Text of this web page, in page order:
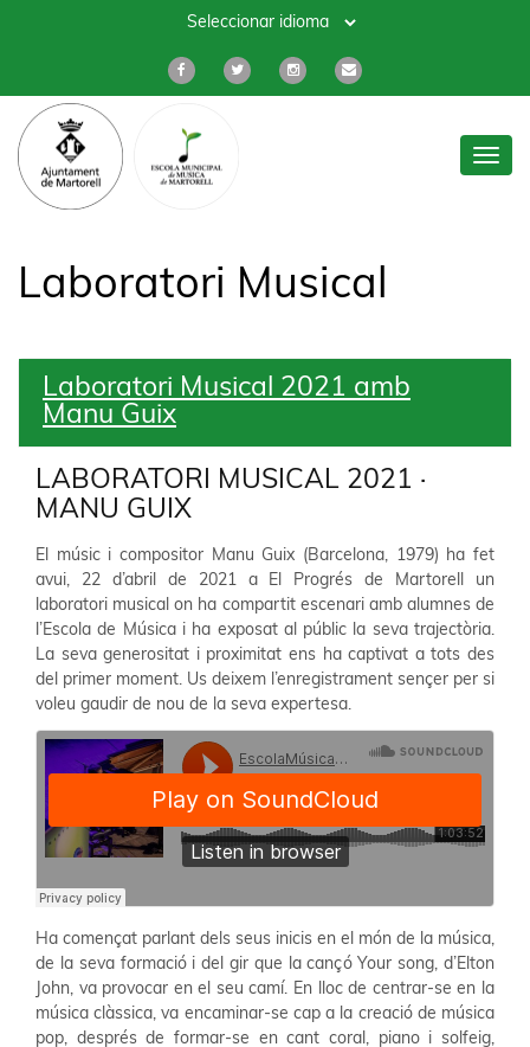
Laboratori Musical
Laboratori Musical 2021 amb
Manu Guix
LABORATORI MUSICAL 2021 ·
MANU GUIX
El músic i compositor Manu Guix (Barcelona, 1979) ha fet
avui, 22 d’abril de 2021 a El Progrés de Martorell un
laboratori musical on ha compartit escenari amb alumnes de
l’Escola de Música i ha exposat al públic la seva trajectòria.
La seva generositat i proximitat ens ha captivat a tots des
del primer moment. Us deixem l’enregistrament sençer per si
voleu gaudir de nou de la seva expertesa.
Ha començat parlant dels seus inicis en el món de la música,
de la seva formació i del gir que la cançó Your song, d’Elton
John, va provocar en el seu camí. En lloc de centrar-se en la
música clàssica, va encaminar-se cap a la creació de música
pop, després de formar-se en cant coral, piano i solfeig,